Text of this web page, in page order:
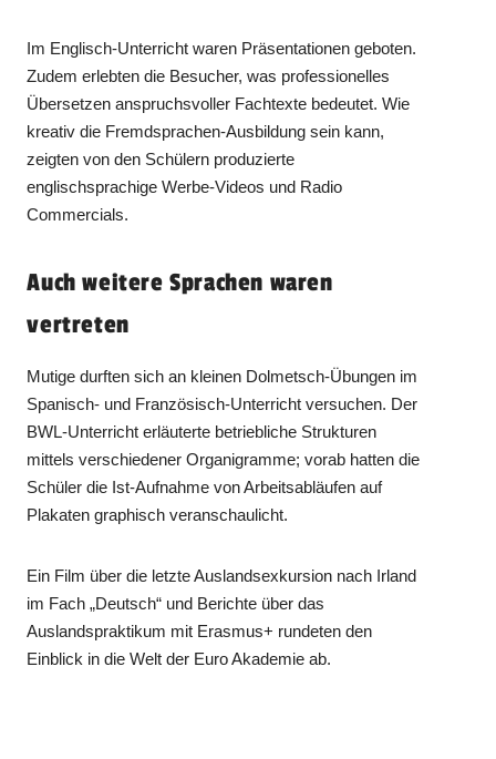
Im Englisch-Unterricht waren Präsentationen geboten.
Zudem erlebten die Besucher, was professionelles
Übersetzen anspruchsvoller Fachtexte bedeutet. Wie
kreativ die Fremdsprachen-Ausbildung sein kann,
zeigten von den Schülern produzierte
englischsprachige Werbe-Videos und Radio
Commercials.
Auch weitere Sprachen waren
vertreten
Mutige durften sich an kleinen Dolmetsch-Übungen im
Spanisch- und Französisch-Unterricht versuchen. Der
BWL-Unterricht erläuterte betriebliche Strukturen
mittels verschiedener Organigramme; vorab hatten die
Schüler die Ist-Aufnahme von Arbeitsabläufen auf
Plakaten graphisch veranschaulicht.
Ein Film über die letzte Auslandsexkursion nach Irland
im Fach „Deutsch“ und Berichte über das
Auslandspraktikum mit Erasmus+ rundeten den
Einblick in die Welt der Euro Akademie ab.